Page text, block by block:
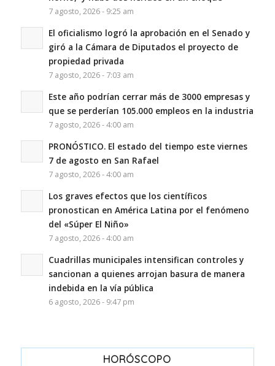
7 agosto, 2026 - 9:25 am
El oficialismo logró la aprobación en el Senado y
giró a la Cámara de Diputados el proyecto de
propiedad privada
7 agosto, 2026 - 7:03 am
Este año podrían cerrar más de 3000 empresas y
que se perderían 105.000 empleos en la industria
7 agosto, 2026 - 4:00 am
PRONÓSTICO. El estado del tiempo este viernes
7 de agosto en San Rafael
7 agosto, 2026 - 4:00 am
Los graves efectos que los científicos
pronostican en América Latina por el fenómeno
del «Súper El Niño»
7 agosto, 2026 - 4:00 am
Cuadrillas municipales intensifican controles y
sancionan a quienes arrojan basura de manera
indebida en la vía pública
6 agosto, 2026 - 9:47 pm
HORÓSCOPO